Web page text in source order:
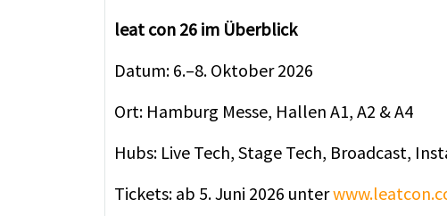
leat con 26 im Überblick
Datum: 6.–8. Oktober 2026
Ort: Hamburg Messe, Hallen A1, A2 & A4
Hubs: Live Tech, Stage Tech, Broadcast,
Tickets: ab 5. Juni 2026 unter